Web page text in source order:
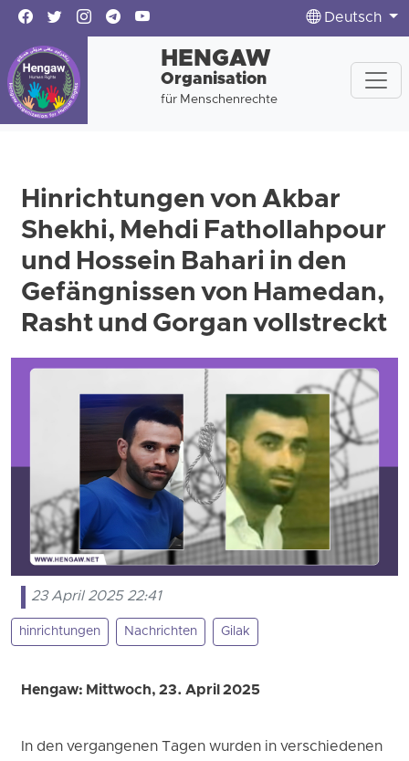
Deutsch
HENGAW
Organisation
für Menschenrechte
Hinrichtungen von Akbar
Shekhi, Mehdi Fathollahpour
und Hossein Bahari in den
Gefängnissen von Hamedan,
Rasht und Gorgan vollstreckt
23 April 2025 22:41
hinrichtungen Nachrichten Gilak
Hengaw: Mittwoch, 23. April 2025
In den vergangenen Tagen wurden in verschiedenen